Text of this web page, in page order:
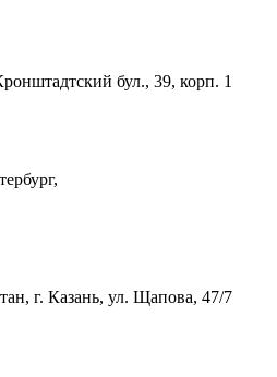
бул., 39, корп. 1
г. Казань, ул. Щапова, 47/7